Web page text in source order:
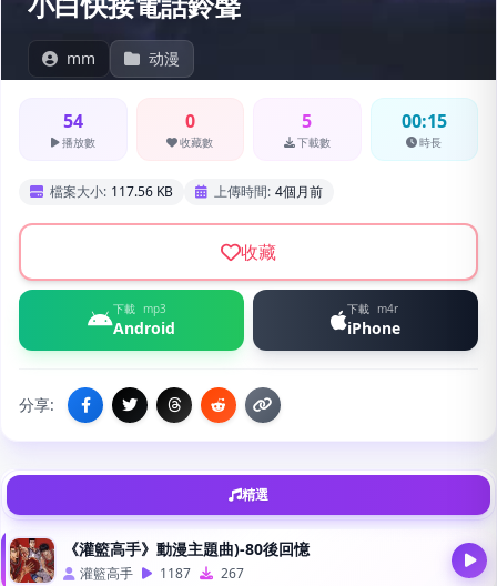
mm 动漫
54
播放數
0
收藏數
5
下載數
00:15
時長
檔案大小: 117.56 KB 上傳時間: 4個月前
收藏
下載 mp3
Android
下載 m4r
iPhone
分享:
精選
《灌籃高手》動漫主題曲)-80後回憶
灌籃高手 1187 267